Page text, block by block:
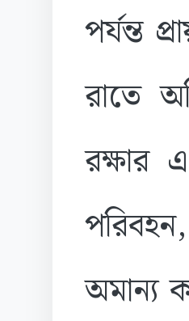
পর্যন্ত
রাতে
রক্ষার
অমান্য